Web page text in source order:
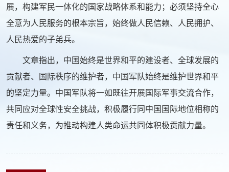
展，构建军民一体化的国家战略体系和能力；必须坚持全心
全意为人民服务的根本宗旨，始终做人民信赖、人民拥护、
人民热爱的子弟兵。
文章指出，中国始终是世界和平的建设者、全球发展的
贡献者、国际秩序的维护者，中国军队始终是维护世界和平
的坚定力量。中国军队将一如既往开展国际军事交流合作，
共同应对全球性安全挑战，积极履行同中国国际地位相称的
责任和义务，为推动构建人类命运共同体积极贡献力量。